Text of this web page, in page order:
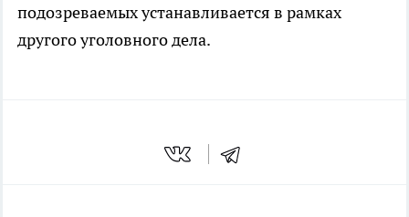
подозреваемых устанавливается в рамках
другого уголовного дела.